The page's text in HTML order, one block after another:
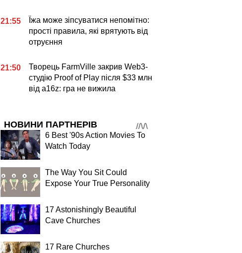
21:55
Їжа може зіпсуватися непомітно:
прості правила, які врятують від
отруєння
21:50
Творець FarmVille закрив Web3-
студію Proof of Play після $33 млн
від a16z: гра не вижила
НОВИНИ ПАРТНЕРІВ
6 Best '90s Action Movies To
Watch Today
The Way You Sit Could
Expose Your True Personality
17 Astonishingly Beautiful
Cave Churches
17 Rare Churches